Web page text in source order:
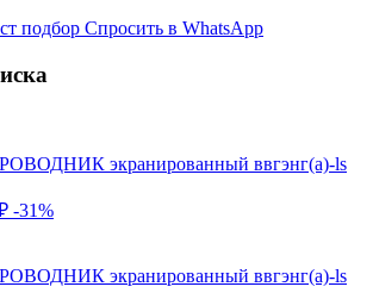
подбор Спросить в WhatsApp
экранированный ввгэнг(a)-ls
-31%
экранированный ввгэнг(a)-ls